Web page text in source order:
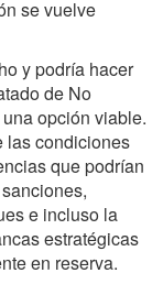
se vuelve
y podría hacer
de No
opción viable.
las condiciones
que podrían
e incluso la
estratégicas
en reserva.